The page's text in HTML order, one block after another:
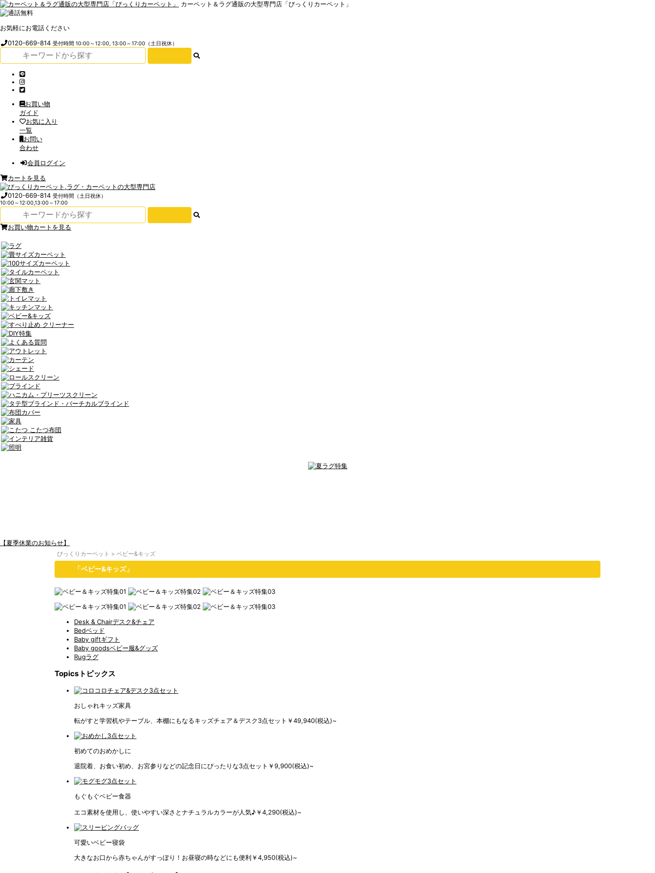
カーペット＆ラグ通販の大型専門店「びっくりカーペット」
お気軽にお電話ください
0120-669-814受付時間 10:00～12:00, 13:00～17:00（土日祝休）
お買い物
ガイド
お気に入り
一覧
お問い
合わせ
会員ログイン
カートを見る
0120-669-814受付時間（土日祝休）
10:00～12:00,13:00～17:00
お買い物カートを見る
【夏季休業のお知らせ】
びっくりカーペット > ベビー&キッズ
「ベビー&キッズ」
Desk & Chairデスク&チェア
Bedベッド
Baby giftギフト
Baby goodsベビー服&グッズ
Rugラグ
Topics トピックス
おしゃれキッズ家具
転がすと学習机やテーブル、本棚にもなるキッズチェア＆デスク3点セット ￥49,940(税込)~
初めてのおめかしに
退院着、お食い初め、お宮参りなどの記念日にぴったりな3点セット ￥9,900(税込)~
もぐもぐベビー食器
エコ素材を使用し、使いやすい深さとナチュラルカラーが人気♪￥4,290(税込)~
可愛いベビー寝袋
大きなお口から赤ちゃんがすっぽり！お昼寝の時などにも便利 ￥4,950(税込)~